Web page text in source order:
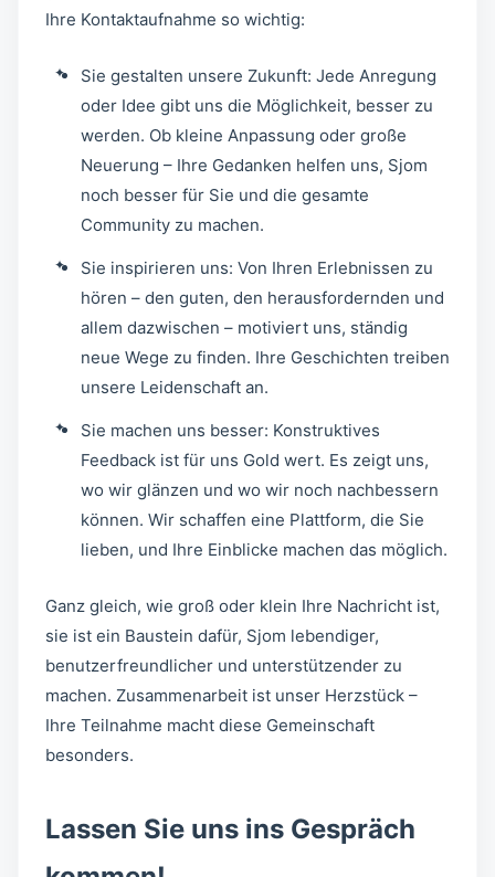
Ihre Kontaktaufnahme so wichtig:
Sie gestalten unsere Zukunft: Jede Anregung
oder Idee gibt uns die Möglichkeit, besser zu
werden. Ob kleine Anpassung oder große
Neuerung – Ihre Gedanken helfen uns, Sjom
noch besser für Sie und die gesamte
Community zu machen.
Sie inspirieren uns: Von Ihren Erlebnissen zu
hören – den guten, den herausfordernden und
allem dazwischen – motiviert uns, ständig
neue Wege zu finden. Ihre Geschichten treiben
unsere Leidenschaft an.
Sie machen uns besser: Konstruktives
Feedback ist für uns Gold wert. Es zeigt uns,
wo wir glänzen und wo wir noch nachbessern
können. Wir schaffen eine Plattform, die Sie
lieben, und Ihre Einblicke machen das möglich.
Ganz gleich, wie groß oder klein Ihre Nachricht ist,
sie ist ein Baustein dafür, Sjom lebendiger,
benutzerfreundlicher und unterstützender zu
machen. Zusammenarbeit ist unser Herzstück –
Ihre Teilnahme macht diese Gemeinschaft
besonders.
Lassen Sie uns ins Gespräch